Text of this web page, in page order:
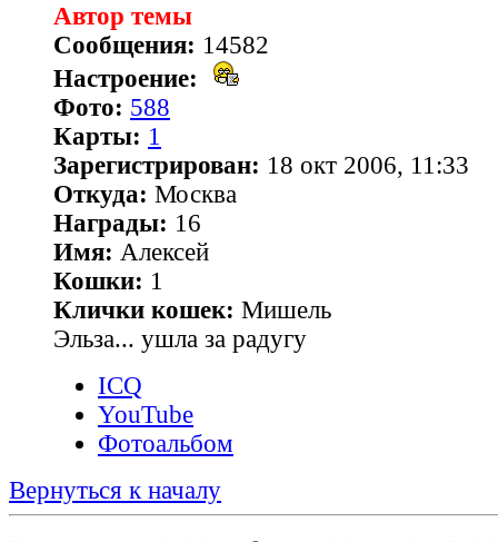
Автор темы
Сообщения: 14582
Настроение:
Фото: 588
Карты: 1
Зарегистрирован: 18 окт 2006, 11:33
Откуда: Москва
Награды: 16
Имя: Алексей
Кошки: 1
Клички кошек: Мишель
Эльза... ушла за радугу
ICQ
YouTube
Фотоальбом
Вернуться к началу